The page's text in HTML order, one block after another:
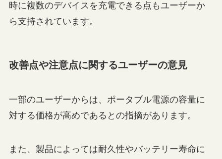
時に複数のデバイスを充電できる点もユーザーか
ら支持されています。
改善点や注意点に関するユーザーの意見
一部のユーザーからは、ポータブル電源の容量に
対する価格が高めであるとの指摘があります。
また、製品によっては耐久性やバッテリー寿命に